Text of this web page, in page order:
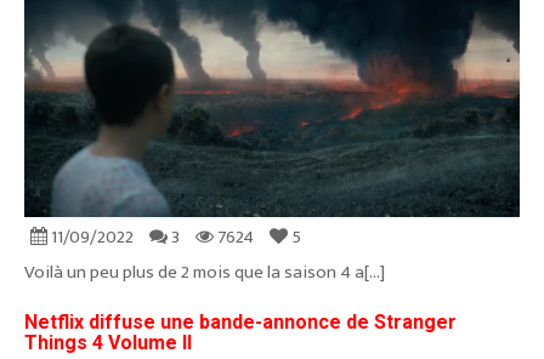
11/09/2022 3 7624
5
Voilà un peu plus de 2 mois que la saison 4 a[...]
Netflix diffuse une bande-annonce de Stranger
Things 4 Volume II